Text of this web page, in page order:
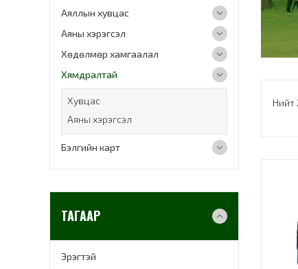
Аяллын хувцас
Аяны хэрэгсэл
Хөдөлмөр хамгаалал
Хямдралтай
Хувцас
Аяны хэрэгсэл
Бэлгийн карт
ТАГААР
Эрэгтэй
Нийт